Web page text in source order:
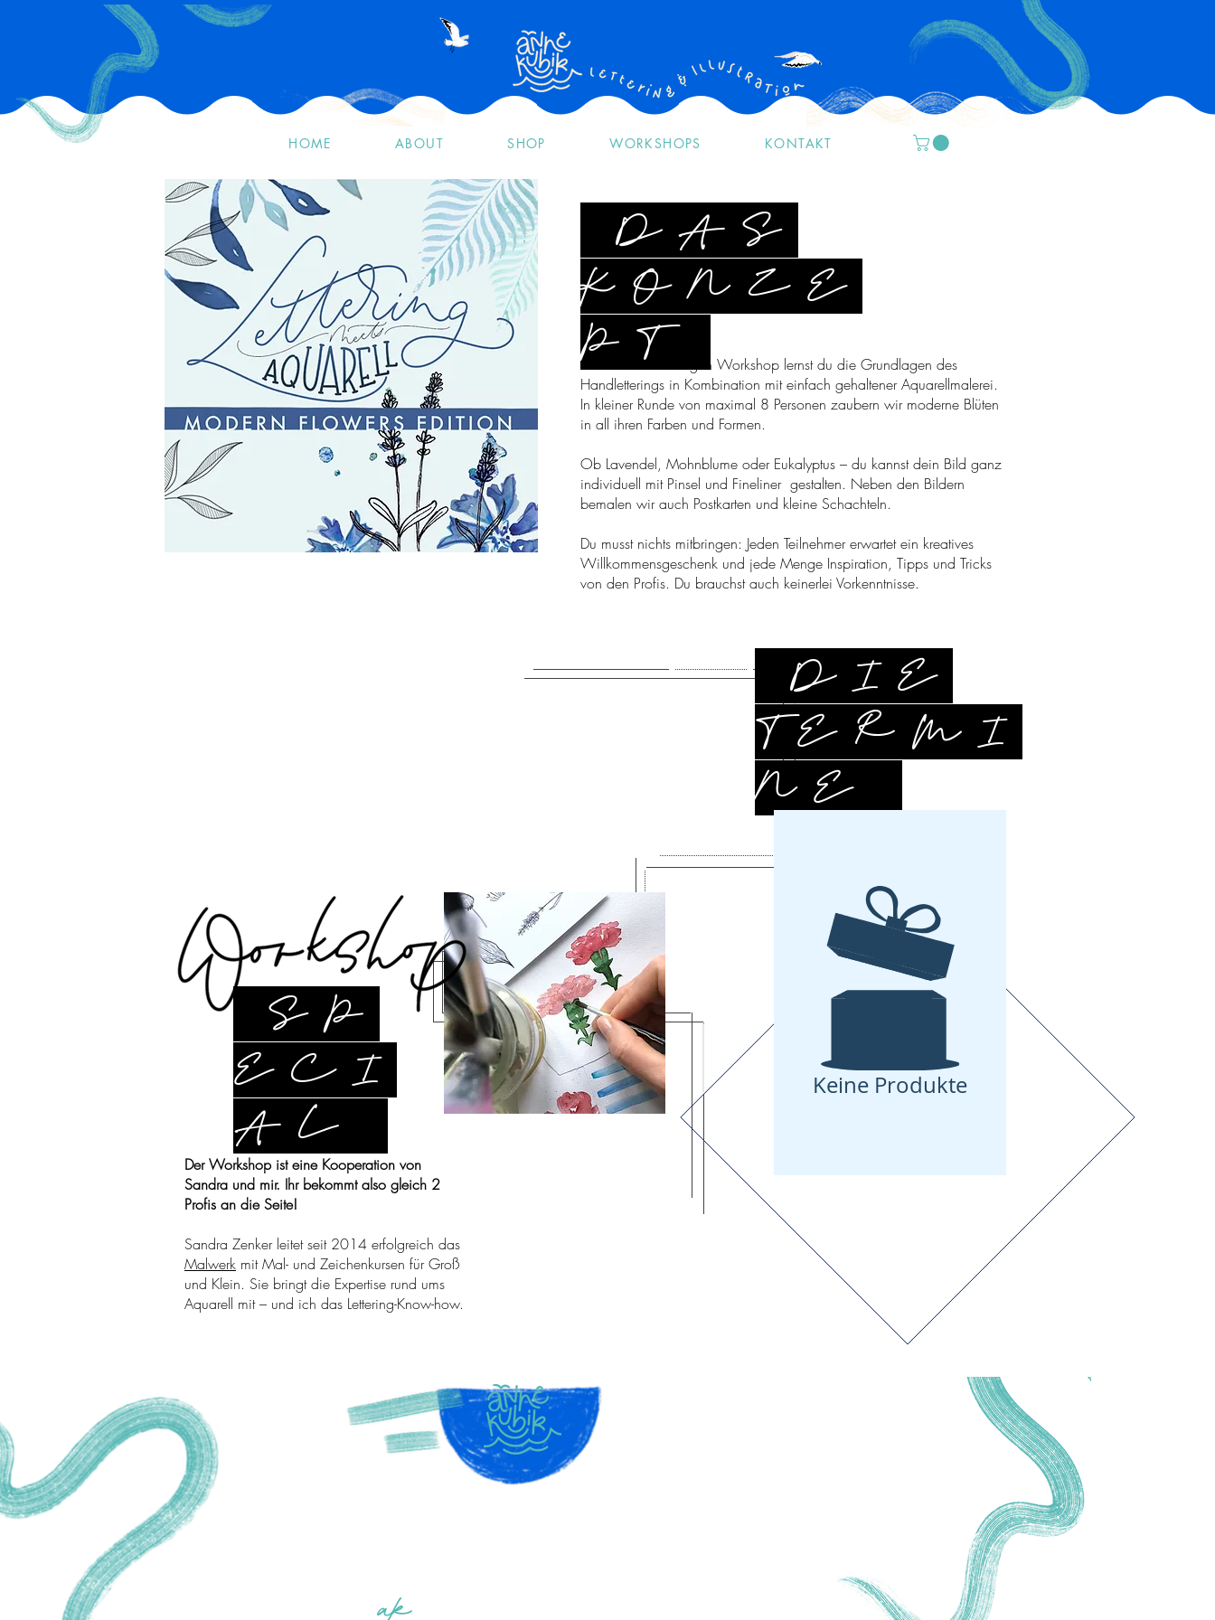
HOME ABOUT SHOP WORKSHOPS KONTAKT
In diesem 3 stündigen Workshop lernst du die Grundlagen des
Handletterings in Kombination mit einfach gehaltener Aquarellmalerei.
In kleiner Runde von maximal 8 Personen zaubern wir moderne Blüten
in all ihren Farben und Formen.
Ob Lavendel, Mohnblume oder Eukalyptus – du kannst dein Bild ganz
individuell mit Pinsel und Fineliner gestalten. Neben den Bildern
bemalen wir auch Postkarten und kleine Schachteln.
Du musst nichts mitbringen: Jeden Teilnehmer erwartet ein kreatives
Willkommensgeschenk und jede Menge Inspiration, Tipps und Tricks
von den Profis. Du brauchst auch keinerlei Vorkenntnisse.
DAS
KONZE
PT
DIE
TERMI
NE
Keine Produkte
SP
ECI
AL
Der Workshop ist eine Kooperation von
Sandra und mir. Ihr bekommt also gleich 2
Profis an die Seite!
Sandra Zenker leitet seit 2014 erfolgreich das
Malwerk mit Mal- und Zeichenkursen für Groß
und Klein. Sie bringt die Expertise rund ums
Aquarell mit – und ich das Lettering-Know-how.